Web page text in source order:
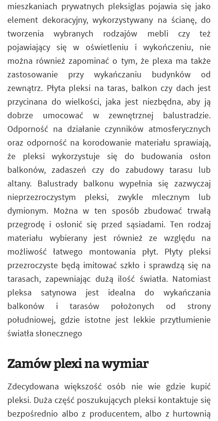
mieszkaniach prywatnych pleksiglas pojawia się jako
element dekoracyjny, wykorzystywany na ścianę, do
tworzenia wybranych rodzajów mebli czy też
pojawiający się w oświetleniu i wykończeniu, nie
można również zapominać o tym, że plexa ma także
zastosowanie przy wykańczaniu budynków od
zewnątrz. Płyta pleksi na taras, balkon czy dach jest
przycinana do wielkości, jaka jest niezbędna, aby ją
dobrze umocować w zewnętrznej balustradzie.
Odporność na działanie czynników atmosferycznych
oraz odporność na korodowanie materiału sprawiają,
że pleksi wykorzystuje się do budowania osłon
balkonów, zadaszeń czy do zabudowy tarasu lub
altany. Balustrady balkonu wypełnia się zazwyczaj
nieprzezroczystym pleksi, zwykle mlecznym lub
dymionym. Można w ten sposób zbudować trwałą
przegrodę i osłonić się przed sąsiadami. Ten rodzaj
materiału wybierany jest również ze względu na
możliwość łatwego montowania płyt. Płyty pleksi
przezroczyste będą imitować szkło i sprawdzą się na
tarasach, zapewniając dużą ilość światła. Natomiast
pleksa satynowa jest idealna do wykańczania
balkonów i tarasów położonych od strony
południowej, gdzie istotne jest lekkie przytłumienie
światła słonecznego
Zamów plexi na wymiar
Zdecydowana większość osób nie wie gdzie kupić
pleksi. Duża część poszukujących pleksi kontaktuje się
bezpośrednio albo z producentem, albo z hurtownią